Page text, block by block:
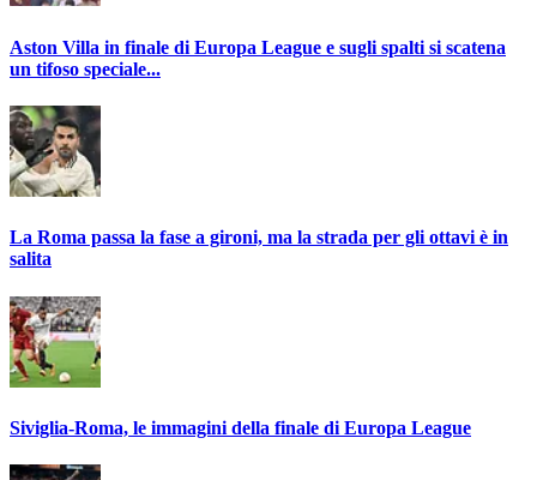
Aston Villa in finale di Europa League e sugli spalti si scatena
un tifoso speciale...
La Roma passa la fase a gironi, ma la strada per gli ottavi è in
salita
Siviglia-Roma, le immagini della finale di Europa League